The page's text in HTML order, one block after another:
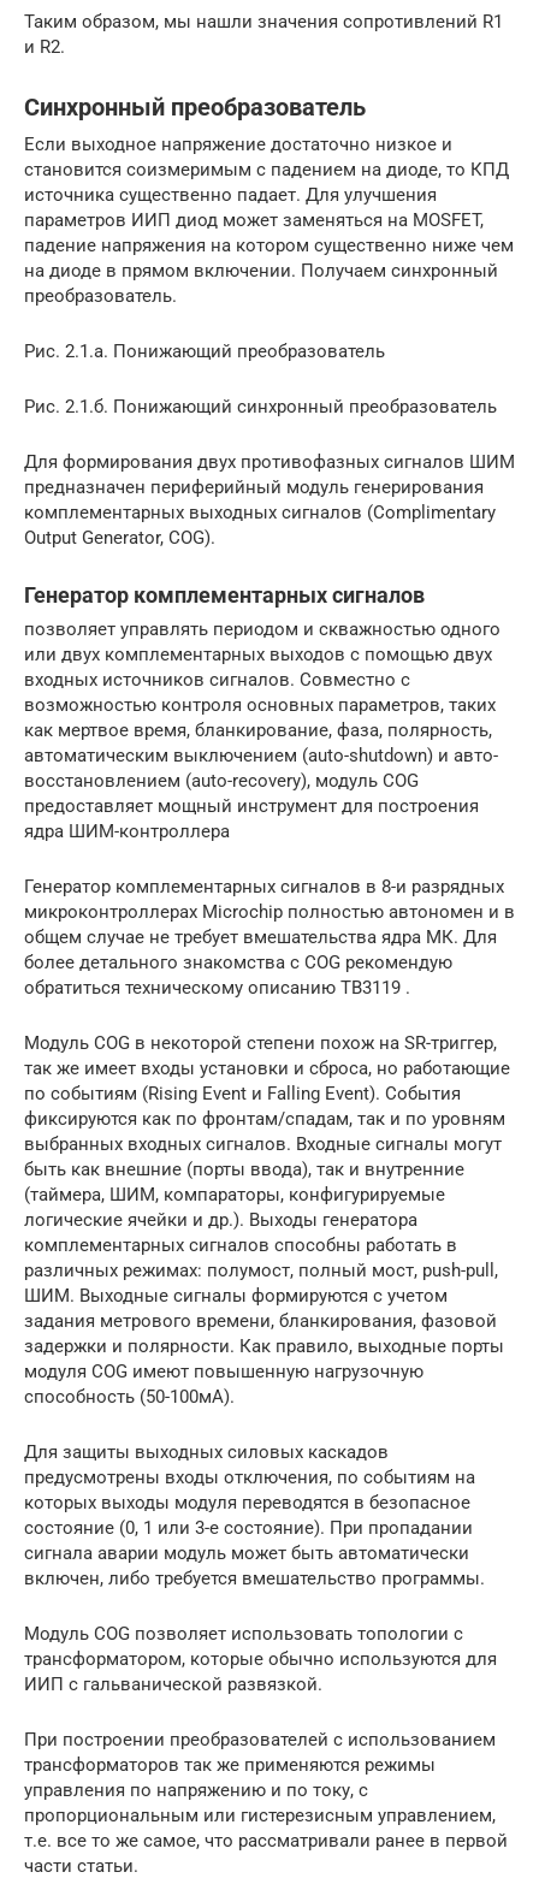
Таким образом, мы нашли значения сопротивлений R1
и R2.
Синхронный преобразователь
Если выходное напряжение достаточно низкое и
становится соизмеримым с падением на диоде, то КПД
источника существенно падает. Для улучшения
параметров ИИП диод может заменяться на MOSFET,
падение напряжения на котором существенно ниже чем
на диоде в прямом включении. Получаем синхронный
преобразователь.
Рис. 2.1.а. Понижающий преобразователь
Рис. 2.1.б. Понижающий синхронный преобразователь
Для формирования двух противофазных сигналов ШИМ
предназначен периферийный модуль генерирования
комплементарных выходных сигналов (Complimentary
Output Generator, COG).
Генератор комплементарных сигналов
позволяет управлять периодом и скважностью одного
или двух комплементарных выходов с помощью двух
входных источников сигналов. Совместно с
возможностью контроля основных параметров, таких
как мертвое время, бланкирование, фаза, полярность,
автоматическим выключением (auto-shutdown) и авто-
восстановлением (auto-recovery), модуль COG
предоставляет мощный инструмент для построения
ядра ШИМ-контроллера
Генератор комплементарных сигналов в 8-и разрядных
микроконтроллерах Microchip полностью автономен и в
общем случае не требует вмешательства ядра МК. Для
более детального знакомства с COG рекомендую
обратиться техническому описанию TB3119 .
Модуль COG в некоторой степени похож на SR-триггер,
так же имеет входы установки и сброса, но работающие
по событиям (Rising Event и Falling Event). События
фиксируются как по фронтам/спадам, так и по уровням
выбранных входных сигналов. Входные сигналы могут
быть как внешние (порты ввода), так и внутренние
(таймера, ШИМ, компараторы, конфигурируемые
логические ячейки и др.). Выходы генератора
комплементарных сигналов способны работать в
различных режимах: полумост, полный мост, push-pull,
ШИМ. Выходные сигналы формируются с учетом
задания метрового времени, бланкирования, фазовой
задержки и полярности. Как правило, выходные порты
модуля COG имеют повышенную нагрузочную
способность (50-100мА).
Для защиты выходных силовых каскадов
предусмотрены входы отключения, по событиям на
которых выходы модуля переводятся в безопасное
состояние (0, 1 или 3-е состояние). При пропадании
сигнала аварии модуль может быть автоматически
включен, либо требуется вмешательство программы.
Модуль COG позволяет использовать топологии с
трансформатором, которые обычно используются для
ИИП с гальванической развязкой.
При построении преобразователей с использованием
трансформаторов так же применяются режимы
управления по напряжению и по току, с
пропорциональным или гистерезисным управлением,
т.е. все то же самое, что рассматривали ранее в первой
части статьи.